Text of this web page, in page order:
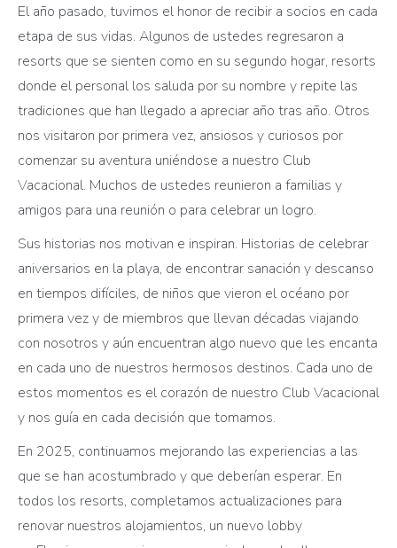
El año pasado, tuvimos el honor de recibir a socios en cada
etapa de sus vidas. Algunos de ustedes regresaron a
resorts que se sienten como en su segundo hogar, resorts
donde el personal los saluda por su nombre y repite las
tradiciones que han llegado a apreciar año tras año. Otros
nos visitaron por primera vez, ansiosos y curiosos por
comenzar su aventura uniéndose a nuestro Club
Vacacional. Muchos de ustedes reunieron a familias y
amigos para una reunión o para celebrar un logro.
Sus historias nos motivan e inspiran. Historias de celebrar
aniversarios en la playa, de encontrar sanación y descanso
en tiempos difíciles, de niños que vieron el océano por
primera vez y de miembros que llevan décadas viajando
con nosotros y aún encuentran algo nuevo que les encanta
en cada uno de nuestros hermosos destinos. Cada uno de
estos momentos es el corazón de nuestro Club Vacacional
y nos guía en cada decisión que tomamos.
En 2025, continuamos mejorando las experiencias a las
que se han acostumbrado y que deberían esperar. En
todos los resorts, completamos actualizaciones para
renovar nuestros alojamientos, un nuevo lobby